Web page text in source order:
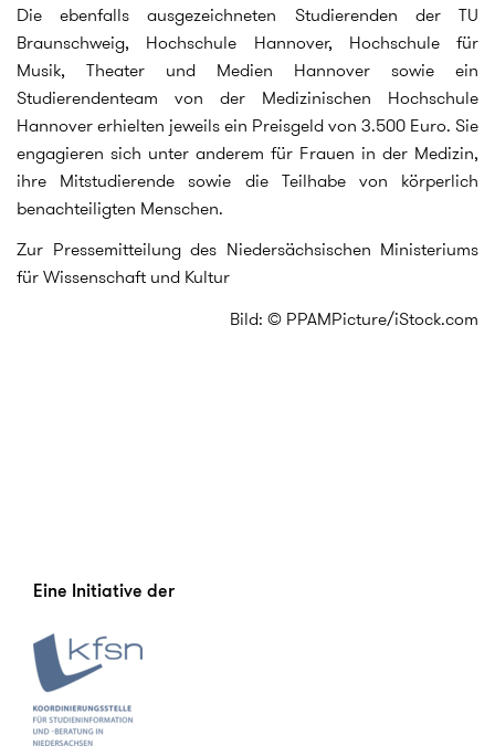
Die ebenfalls ausgezeichneten Studierenden der TU
Braunschweig, Hochschule Hannover, Hochschule für
Musik, Theater und Medien Hannover sowie ein
Studierendenteam von der Medizinischen Hochschule
Hannover erhielten jeweils ein Preisgeld von 3.500 Euro. Sie
engagieren sich unter anderem für Frauen in der Medizin,
ihre Mitstudierende sowie die Teilhabe von körperlich
benachteiligten Menschen.
Zur Pressemitteilung des Niedersächsischen Ministeriums
für Wissenschaft und Kultur
Bild: © PPAMPicture/iStock.com
Eine Initiative der